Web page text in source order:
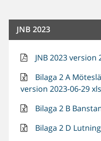
JNB 2023
JNB 2023 version
Bilaga 2 A
version 2023-06-29
Bilaga 2 B
Bilaga 2 D